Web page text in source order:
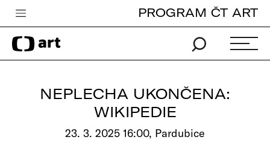
Česká televize
Zpravodajství
PROGRAM ČT ART
NEPLECHA UKONČENA:
WIKIPEDIE
23. 3. 2025 16:00, Pardubice